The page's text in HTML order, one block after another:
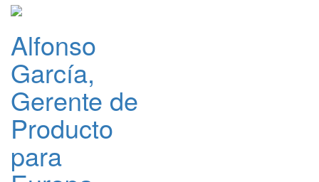
Alfonso
García,
Gerente de
Producto
para